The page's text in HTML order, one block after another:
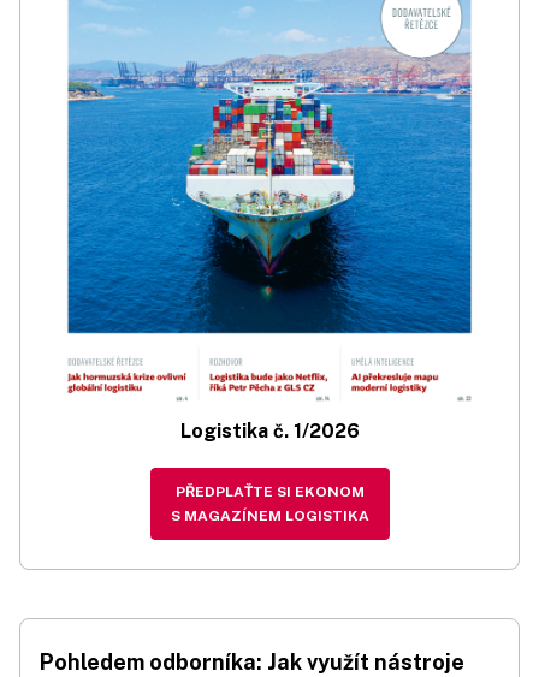
Logistika č. 1/2026
PŘEDPLAŤTE SI EKONOM
S MAGAZÍNEM LOGISTIKA
Pohledem odborníka: Jak využít nástroje